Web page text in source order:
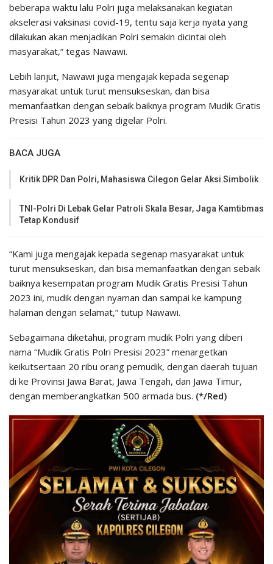
beberapa waktu lalu Polri juga melaksanakan kegiatan
akselerasi vaksinasi covid-19, tentu saja kerja nyata yang
dilakukan akan menjadikan Polri semakin dicintai oleh
masyarakat,” tegas Nawawi.
Lebih lanjut, Nawawi juga mengajak kepada segenap
masyarakat untuk turut mensukseskan, dan bisa
memanfaatkan dengan sebaik baiknya program Mudik Gratis
Presisi Tahun 2023 yang digelar Polri.
BACA JUGA
Kritik DPR Dan Polri, Mahasiswa Cilegon Gelar Aksi Simbolik
TNI-Polri Di Lebak Gelar Patroli Skala Besar, Jaga Kamtibmas
Tetap Kondusif
“Kami juga mengajak kepada segenap masyarakat untuk
turut mensukseskan, dan bisa memanfaatkan dengan sebaik
baiknya kesempatan program Mudik Gratis Presisi Tahun
2023 ini, mudik dengan nyaman dan sampai ke kampung
halaman dengan selamat,” tutup Nawawi.
Sebagaimana diketahui, program mudik Polri yang diberi
nama “Mudik Gratis Polri Presisi 2023” menargetkan
keikutsertaan 20 ribu orang pemudik, dengan daerah tujuan
di ke Provinsi Jawa Barat, Jawa Tengah, dan Jawa Timur,
dengan memberangkatkan 500 armada bus. (*/Red)